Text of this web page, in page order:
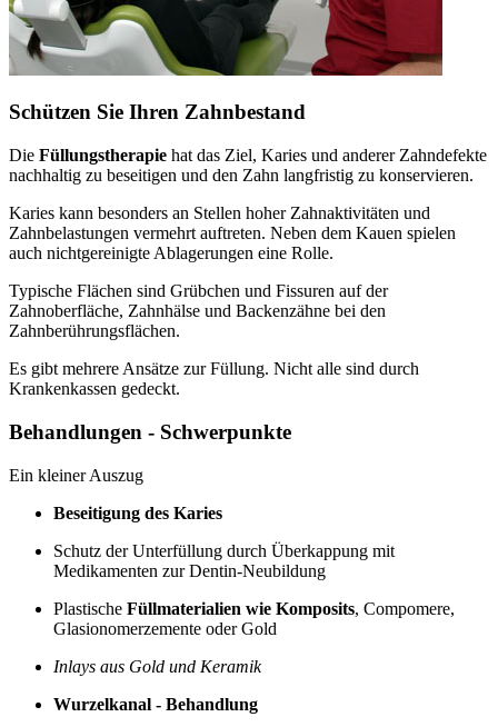
Schützen Sie Ihren Zahnbestand
Die Füllungstherapie hat das Ziel, Karies und anderer Zahndefekte
nachhaltig zu beseitigen und den Zahn langfristig zu konservieren.
Karies kann besonders an Stellen hoher Zahnaktivitäten und
Zahnbelastungen vermehrt auftreten. Neben dem Kauen spielen
auch nichtgereinigte Ablagerungen eine Rolle.
Typische Flächen sind Grübchen und Fissuren auf der
Zahnoberfläche, Zahnhälse und Backenzähne bei den
Zahnberührungsflächen.
Es gibt mehrere Ansätze zur Füllung. Nicht alle sind durch
Krankenkassen gedeckt.
Behandlungen - Schwerpunkte
Ein kleiner Auszug
Beseitigung des Karies
Schutz der Unterfüllung durch Überkappung mit
Medikamenten zur Dentin-Neubildung
Plastische Füllmaterialien wie Komposits, Compomere,
Glasionomerzemente oder Gold
Inlays aus Gold und Keramik
Wurzelkanal - Behandlung